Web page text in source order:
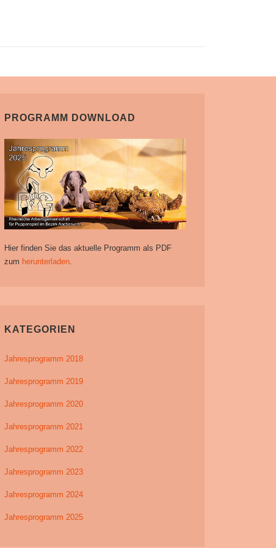
PROGRAMM DOWNLOAD
Hier finden Sie das aktuelle Programm als PDF
zum herunterladen.
KATEGORIEN
Jahresprogramm 2018
Jahresprogramm 2019
Jahresprogramm 2020
Jahresprogramm 2021
Jahresprogramm 2022
Jahresprogramm 2023
Jahresprogramm 2024
Jahresprogramm 2025